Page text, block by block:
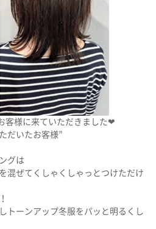
客様に来ていただきました❤︎
だいたお客様”
グは
混ぜてくしゃくしゃっとつけただけ
トーンアップ冬服をパッと明るくし